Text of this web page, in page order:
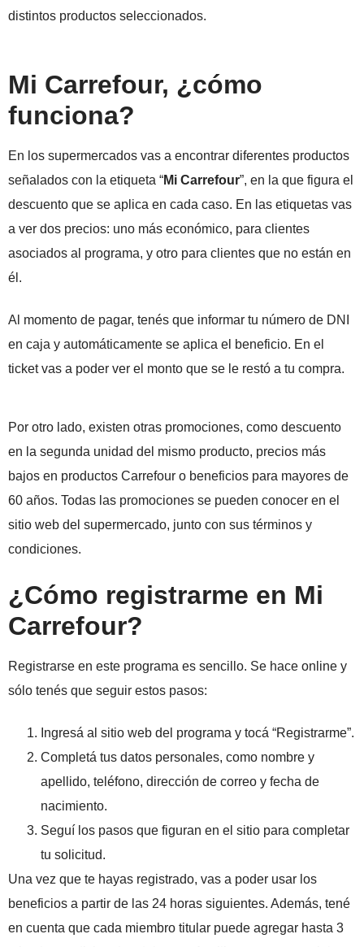
distintos productos seleccionados.
Mi Carrefour, ¿cómo
funciona?
En los supermercados vas a encontrar diferentes productos
señalados con la etiqueta “Mi Carrefour”, en la que figura el
descuento que se aplica en cada caso. En las etiquetas vas
a ver dos precios: uno más económico, para clientes
asociados al programa, y otro para clientes que no están en
él.
Al momento de pagar, tenés que informar tu número de DNI
en caja y automáticamente se aplica el beneficio. En el
ticket vas a poder ver el monto que se le restó a tu compra.
Por otro lado, existen otras promociones, como descuento
en la segunda unidad del mismo producto, precios más
bajos en productos Carrefour o beneficios para mayores de
60 años. Todas las promociones se pueden conocer en el
sitio web del supermercado, junto con sus términos y
condiciones.
¿Cómo registrarme en Mi
Carrefour?
Registrarse en este programa es sencillo. Se hace online y
sólo tenés que seguir estos pasos:
Ingresá al sitio web del programa y tocá “Registrarme”.
Completá tus datos personales, como nombre y
apellido, teléfono, dirección de correo y fecha de
nacimiento.
Seguí los pasos que figuran en el sitio para completar
tu solicitud.
Una vez que te hayas registrado, vas a poder usar los
beneficios a partir de las 24 horas siguientes. Además, tené
en cuenta que cada miembro titular puede agregar hasta 3